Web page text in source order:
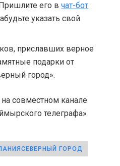
его вчат-бот
указать свой
приславших верное
подарки от
город».
совместном канале
телеграфа»
ГОРОД